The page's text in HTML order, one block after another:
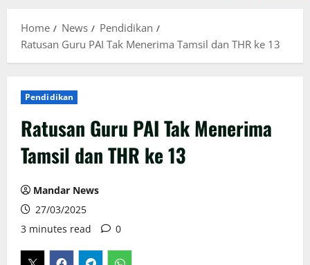
Home News
Pendidikan
Ratusan Guru PAI Tak Menerima Tamsil dan THR ke 13
Pendidikan
Ratusan Guru PAI Tak Menerima
Tamsil dan THR ke 13
Mandar News
27/03/2025
3 minutes read
0